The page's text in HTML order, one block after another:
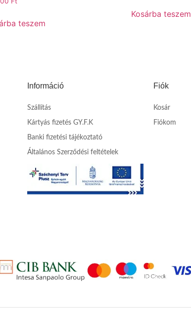
teszem
Kosárba teszem
Információ
Szállítás
Kártyás fizetés GY.F.K
Banki fizetési tájékoztató
Általános Szerződési feltételek
Fiók
Kosár
Fiókom